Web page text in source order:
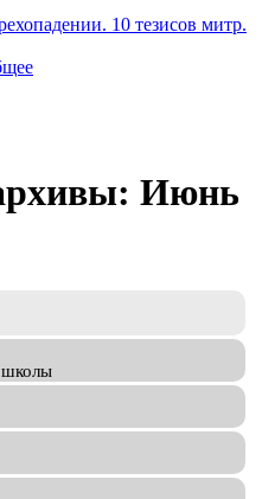
10 тезисов митр.
Июнь
школы